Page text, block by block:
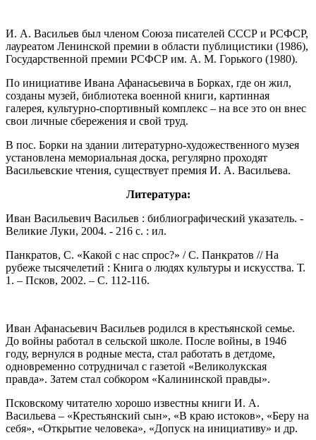
И. А. Васильев был членом Союза писателей СССР и РСФСР,
лауреатом Ленинской премии в области публицистики (1986),
Государственной премии РСФСР им. А. М. Горького (1980).
По инициативе Ивана Афанасьевича в Борках, где он жил,
созданы музей, библиотека военной книги, картинная
галерея, культурно-спортивный комплекс – на все это он внес
свои личные сбережения и свой труд.
В пос. Борки на здании литературно-художественного музея
установлена мемориальная доска, регулярно проходят
Васильевские чтения, существует премия И. А. Васильева.
Литература:
Иван Васильевич Васильев : библиографический указатель. -
Великие Луки, 2004. - 216 с. : ил.
Панкратов, С. «Какой с нас спрос?» / С. Панкратов // На
рубеже тысячелетий : Книга о людях культуры и искусства. Т.
1. – Псков, 2002. – С. 112-116.
Иван Афанасьевич Васильев родился в крестьянской семье.
До войны работал в сельской школе. После войны, в 1946
году, вернулся в родные места, стал работать в детдоме,
одновременно сотрудничал с газетой «Великолукская
правда». Затем стал собкором «Калининской правды».
Псковскому читателю хорошо известны книги И. А.
Васильева – «Крестьянский сын», «В краю истоков», «Беру на
себя», «Открытие человека», «Допуск на инициативу» и др.